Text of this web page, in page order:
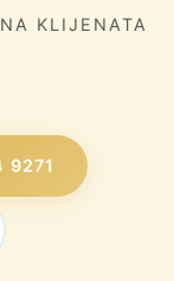
KLIJENATA
9271